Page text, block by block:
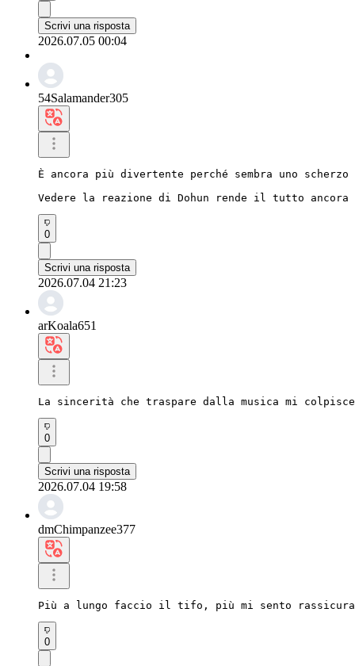
Scrivi una risposta
2026.07.05 00:04
54Salamander305
È ancora più divertente perché sembra uno
Vedere la reazione di Dohun rende il tutto
0
Scrivi una risposta
2026.07.04 21:23
arKoala651
La sincerità che traspare dalla musica mi
0
Scrivi una risposta
2026.07.04 19:58
dmChimpanzee377
Più a lungo faccio il tifo, più mi sento
0